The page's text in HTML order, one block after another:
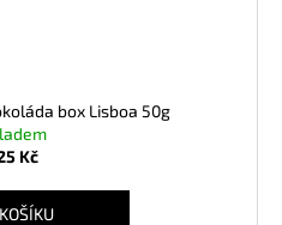
box Lisboa 50g
Kč